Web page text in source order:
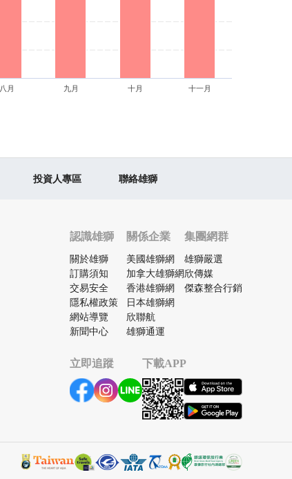
八月 九月 十月 十一月
投資人專區 聯絡雄獅
認識雄獅
關於雄獅
訂購須知
交易安全
隱私權政策
網站導覽
新聞中心
關係企業
美國雄獅網
加拿大雄獅網
香港雄獅網
日本雄獅網
欣聯航
雄獅通運
集團網群
雄獅嚴選
欣傳媒
傑森整合行銷
立即追蹤 下載APP